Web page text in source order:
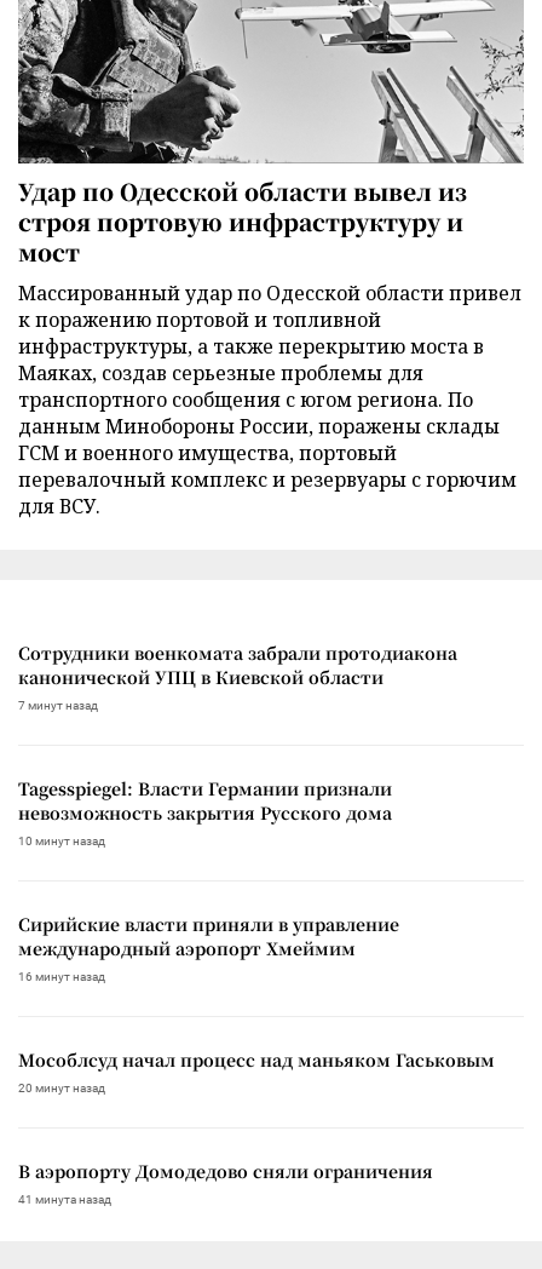
Удар по Одесской области вывел из
строя портовую инфраструктуру и
мост
Массированный удар по Одесской области привел
к поражению портовой и топливной
инфраструктуры, а также перекрытию моста в
Маяках, создав серьезные проблемы для
транспортного сообщения с югом региона. По
данным Минобороны России, поражены склады
ГСМ и военного имущества, портовый
перевалочный комплекс и резервуары с горючим
для ВСУ.
Сотрудники военкомата забрали протодиакона
канонической УПЦ в Киевской области
7 минут назад
Tagesspiegel: Власти Германии признали
невозможность закрытия Русского дома
10 минут назад
Сирийские власти приняли в управление
международный аэропорт Хмеймим
16 минут назад
Мособлсуд начал процесс над маньяком Гаськовым
20 минут назад
В аэропорту Домодедово сняли ограничения
41 минута назад